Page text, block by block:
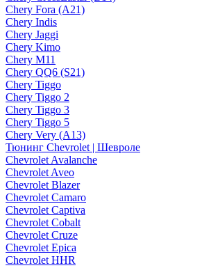
Chery Fora (A21)
Chery Indis
Chery Jaggi
Chery Kimo
Chery M11
Chery QQ6 (S21)
Chery Tiggo
Chery Tiggo 2
Chery Tiggo 3
Chery Tiggo 5
Chery Very (A13)
Тюнинг Chevrolet | Шевроле
Chevrolet Avalanche
Chevrolet Aveo
Chevrolet Blazer
Chevrolet Camaro
Chevrolet Captiva
Chevrolet Cobalt
Chevrolet Cruze
Chevrolet Epica
Chevrolet HHR